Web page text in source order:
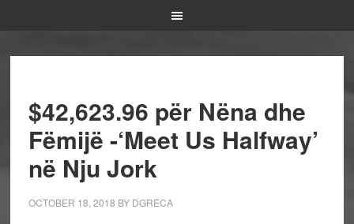
$42,623.96 për Nëna dhe
Fëmijë -‘Meet Us Halfway’
në Nju Jork
OCTOBER 18, 2018 BY DGRECA